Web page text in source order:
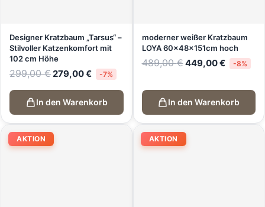
Designer Kratzbaum „Tarsus“ –
Stilvoller Katzenkomfort mit
102 cm Höhe
299,00€ 279,00€ -7%
In den Warenkorb
moderner weißer Kratzbaum
LOYA 60x48x151cm hoch
489,00€449,00€ -8%
In den Warenkorb
AKTION AKTION